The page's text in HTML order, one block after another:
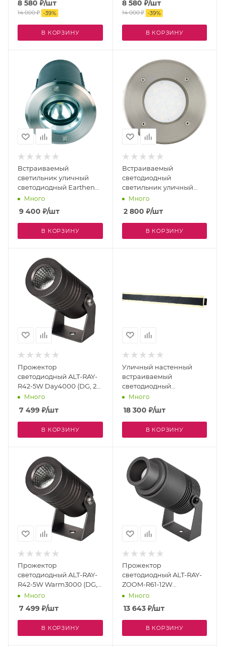
8 580 ₽/шт
14 000₽ -39%
В КОРЗИНУ
8 580 ₽/шт
14 000₽ -39%
В КОРЗИНУ
Встраиваемый
светильник уличный
светодиодный Earthen
3039-1U IP67
Много
9 400 ₽/шт
В КОРЗИНУ
Встраиваемый
светодиодный
светильник уличный
Lamedo 93482
Много
2 800 ₽/шт
В КОРЗИНУ
Прожектор
светодиодный ALT-RAY-
R42-5W Day4000 (DG, 25
deg, 230V) (Arlight, IP67
Металл, 3 года) 032652
Много
7 499 ₽/шт
В КОРЗИНУ
Уличный настенный
встраиваемый
светодиодный
светильник Sagitta
Много
18 300 ₽/шт
В КОРЗИНУ
Прожектор
светодиодный ALT-RAY-
R42-5W Warm3000 (DG,
25 deg, 230V) (Arlight,
IP67 Металл, 3 года)
026446
Много
7 499 ₽/шт
В КОРЗИНУ
Прожектор
светодиодный ALT-RAY-
ZOOM-R61-12W
Warm3000 (DG, 10-60
deg, 230V) (Arlight, IP67
Металл, 3 года) 026447
Много
13 643₽/шт
В КОРЗИНУ